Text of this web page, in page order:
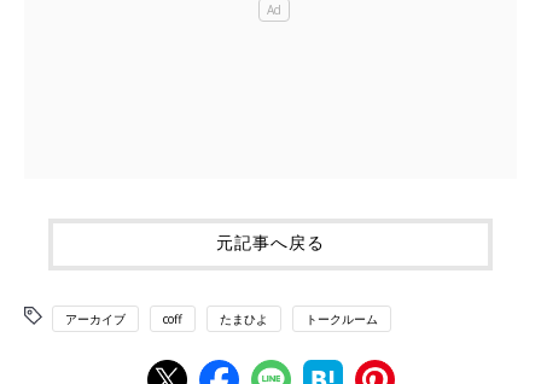
元記事へ戻る
アーカイブ coff たまひよ トークルーム